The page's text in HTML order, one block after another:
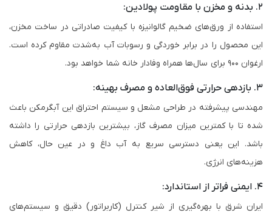
۲. بدنه و مخزن با مقاومت پولادین:
استفاده از ورق‌های ضخیم گالوانیزه با کیفیت صادراتی در ساخت مخزن،
این محصول را در برابر خوردگی و رسوبات آب به‌شدت مقاوم کرده است.
ارغوان ۹۰۰ برای سال‌ها همراه وفادار خانه شما خواهد بود.
۳. بازدهی حرارتی فوق‌العاده و مصرف بهینه:
مهندسی پیشرفته در طراحی مشعل و سیستم احتراق این آبگرمکن باعث
شده تا با کمترین میزان مصرف گاز، بیشترین بازدهی حرارتی را داشته
باشد. این یعنی دسترسی سریع به آب داغ و در عین حال، کاهش
هزینه‌های انرژی.
۴. ایمنی فراتر از استاندارد:
ایران شرق با بهره‌گیری از شیر کنترل (کاربراتور) دقیق و سیستم‌های